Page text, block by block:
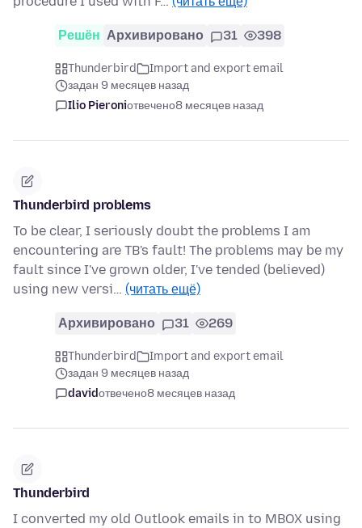
Решён Архивировано 31 398
Thunderbird
Import and export email
задан 9 месяцев назад
Ilio Pieroniотвечено8 месяцев назад
Thunderbird problems
To be clear, I seriously doubt the problems I am
encountering are TB's fault! The problems may be my
fault since I've grown older, I've tended (believed)
using new versi… (читать ещё)
Архивировано 31 269
Thunderbird
Import and export email
задан 9 месяцев назад
davidотвечено8 месяцев назад
Thunderbird
I converted my old Outlook emails in to MBOX using